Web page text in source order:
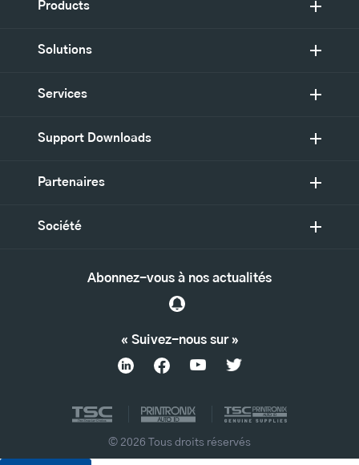
Products
Solutions
Services
Support Downloads
Partenaires
Société
« Suivez-nous sur »
Abonnez-vous à nos actualités
© 2026 Tous droits réservés